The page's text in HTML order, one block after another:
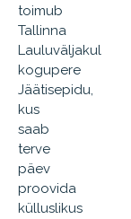
toimub
Tallinna
Lauluväljakul
kogupere
Jäätisepidu,
kus
saab
terve
päev
proovida
külluslikus